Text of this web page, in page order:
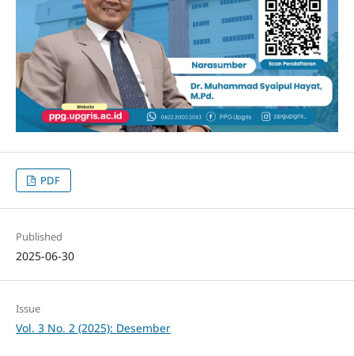
PDF
Published
2025-06-30
Issue
Vol. 3 No. 2 (2025): Desember